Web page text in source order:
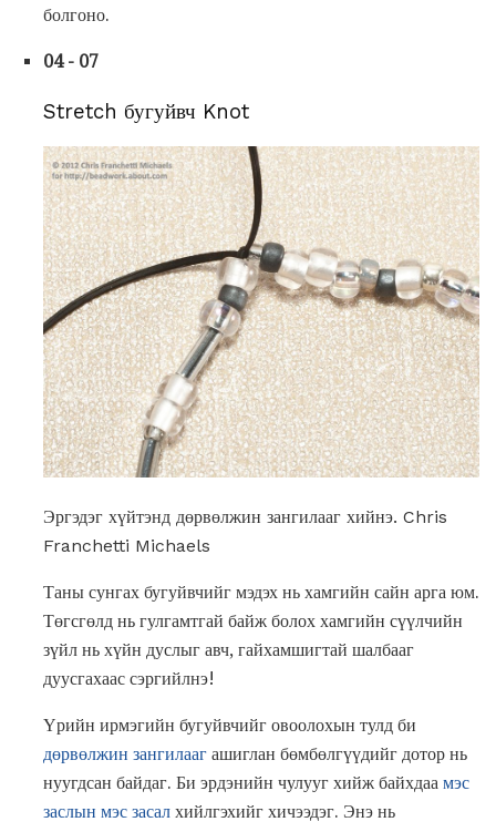
болгоно.
04 - 07
Stretch бугуйвч Knot
Эргэдэг хүйтэнд дөрвөлжин зангилааг хийнэ. Chris
Franchetti Michaels
Таны сунгах бугуйвчийг мэдэх нь хамгийн сайн арга юм.
Төгсгөлд нь гулгамтгай байж болох хамгийн сүүлчийн
зүйл нь хүйн ​​дуслыг авч, гайхамшигтай шалбааг
дуусгахаас сэргийлнэ!
Үрийн ирмэгийн бугуйвчийг овоолохын тулд би
дөрвөлжин зангилааг ашиглан бөмбөлгүүдийг дотор нь
нуугдсан байдаг. Би эрдэнийн чулууг хийж байхдаа мэс
заслын мэс засал хийлгэхийг хичээдэг. Энэ нь